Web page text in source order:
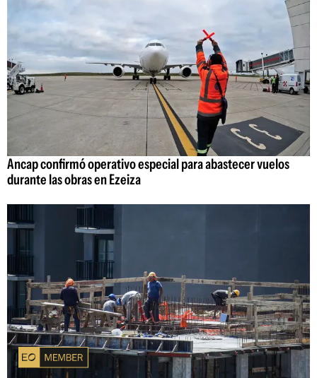
Ancap confirmó operativo especial para abastecer vuelos
durante las obras en Ezeiza